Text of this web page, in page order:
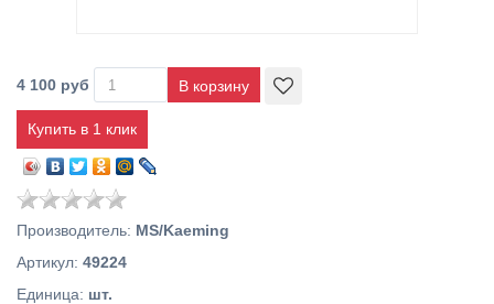
4 100 руб
Купить в 1 клик
Производитель: MS/Kaeming
Артикул: 49224
Единица: шт.